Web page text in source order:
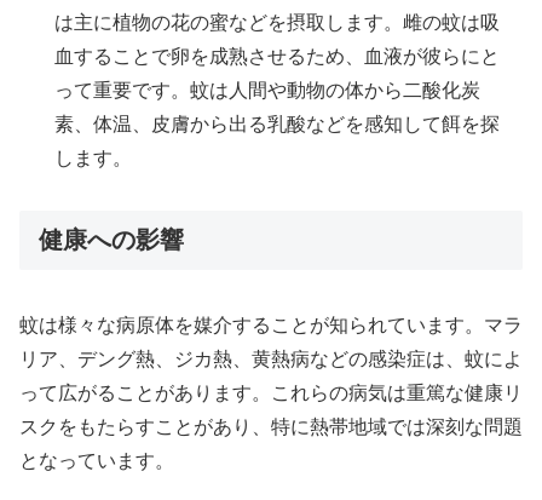
は主に植物の花の蜜などを摂取します。雌の蚊は吸
血することで卵を成熟させるため、血液が彼らにと
って重要です。蚊は人間や動物の体から二酸化炭
素、体温、皮膚から出る乳酸などを感知して餌を探
します。
健康への影響
蚊は様々な病原体を媒介することが知られています。マラ
リア、デング熱、ジカ熱、黄熱病などの感染症は、蚊によ
って広がることがあります。これらの病気は重篤な健康リ
スクをもたらすことがあり、特に熱帯地域では深刻な問題
となっています。